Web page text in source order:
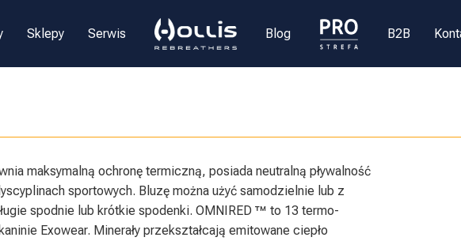
Sklepy Serwis Blog B2B
maksymalną ochronę termiczną, posiada neutralną pływalność
sportowych. Bluzę można użyć samodzielnie lub z
spodnie lub krótkie spodenki. OMNIRED ™ to 13 termo-
Exowear. Minerały przekształcają emitowane ciepło